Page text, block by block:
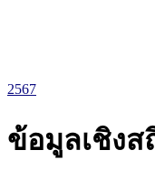
2567
ข้อมูลเชิงส